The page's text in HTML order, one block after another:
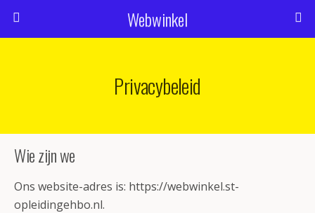
Webwinkel
Privacybeleid
Wie zijn we
Ons website-adres is: https://webwinkel.st-
opleidingehbo.nl.